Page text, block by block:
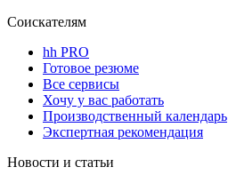
Соискателям
hh PRO
Готовое резюме
Все сервисы
Хочу у вас работать
Производственный календарь
Экспертная рекомендация
Новости и статьи